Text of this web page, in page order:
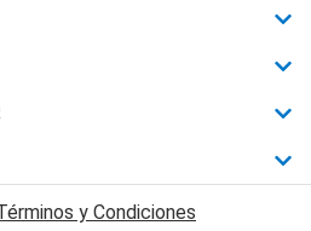
y Condiciones